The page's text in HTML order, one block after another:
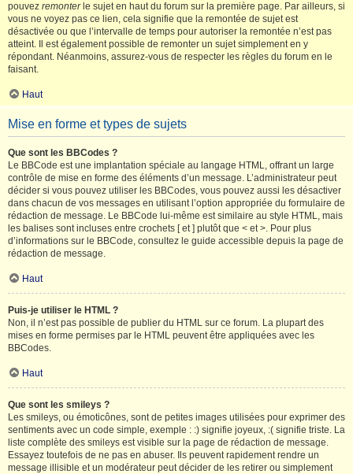
pouvez remonterle sujet en haut du forum sur la première page. Par ailleurs, si
vous ne voyez pas ce lien, cela signifie que la remontée de sujet est
désactivée ou que l’intervalle de temps pour autoriser la remontée n’est pas
atteint. Il est également possible de remonter un sujet simplement en y
répondant. Néanmoins, assurez-vous de respecter les règles du forum en le
faisant.
Haut
Mise en forme et types de sujets
Que sont les BBCodes ?
Le BBCode est une implantation spéciale au langage HTML, offrant un large
contrôle de mise en forme des éléments d’un message. L’administrateur peut
décider si vous pouvez utiliser les BBCodes, vous pouvez aussi les désactiver
dans chacun de vos messages en utilisant l’option appropriée du formulaire de
rédaction de message. Le BBCode lui-même est similaire au style HTML, mais
les balises sont incluses entre crochets [ et ] plutôt que < et >. Pour plus
d’informations sur le BBCode, consultez le guide accessible depuis la page de
rédaction de message.
Haut
Puis-je utiliser le HTML ?
Non, il n’est pas possible de publier du HTML sur ce forum. La plupart des
mises en forme permises par le HTML peuvent être appliquées avec les
BBCodes.
Haut
Que sont les smileys ?
Les smileys, ou émoticônes, sont de petites images utilisées pour exprimer des
sentiments avec un code simple, exemple : :) signifie joyeux, :( signifie triste. La
liste complète des smileys est visible sur la page de rédaction de message.
Essayez toutefois de ne pas en abuser. Ils peuvent rapidement rendre un
message illisible et un modérateur peut décider de les retirer ou simplement